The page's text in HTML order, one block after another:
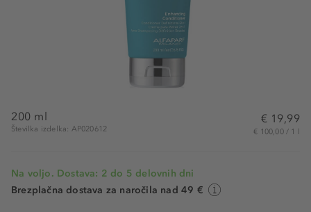
200 ml
Številka izdelka: AP020612
€ 19,99
€ 100,00 / 1 l
Na voljo. Dostava: 2 do 5 delovnih dni
Brezplačna dostava za naročila nad 49 €